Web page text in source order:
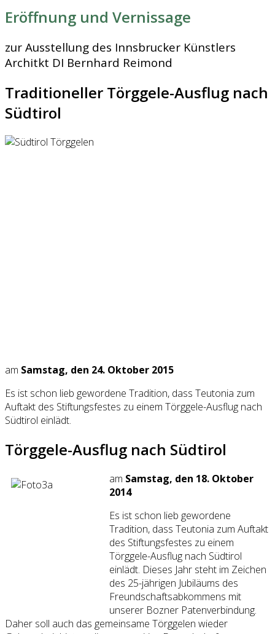
Eröffnung und Vernissage
zur Ausstellung des Innsbrucker Künstlers
Architkt DI Bernhard Reimond
Traditioneller Törggele-Ausflug nach
Südtirol
am Samstag, den 24. Oktober 2015
Es ist schon lieb gewordene Tradition, dass Teutonia zum
Auftakt des Stiftungsfestes zu einem Törggele-Ausflug nach
Südtirol einlädt.
Törggele-Ausflug nach Südtirol
am Samstag, den 18. Oktober
2014
Es ist schon lieb gewordene
Tradition, dass Teutonia zum Auftakt
des Stiftungsfestes zu einem
Törggele-Ausflug nach Südtirol
einlädt. Dieses Jahr steht im Zeichen
des 25-jährigen Jubiläums des
Freundschaftsabkommens mit
unserer Bozner Patenverbindung.
Daher soll auch das gemeinsame Törggelen wieder